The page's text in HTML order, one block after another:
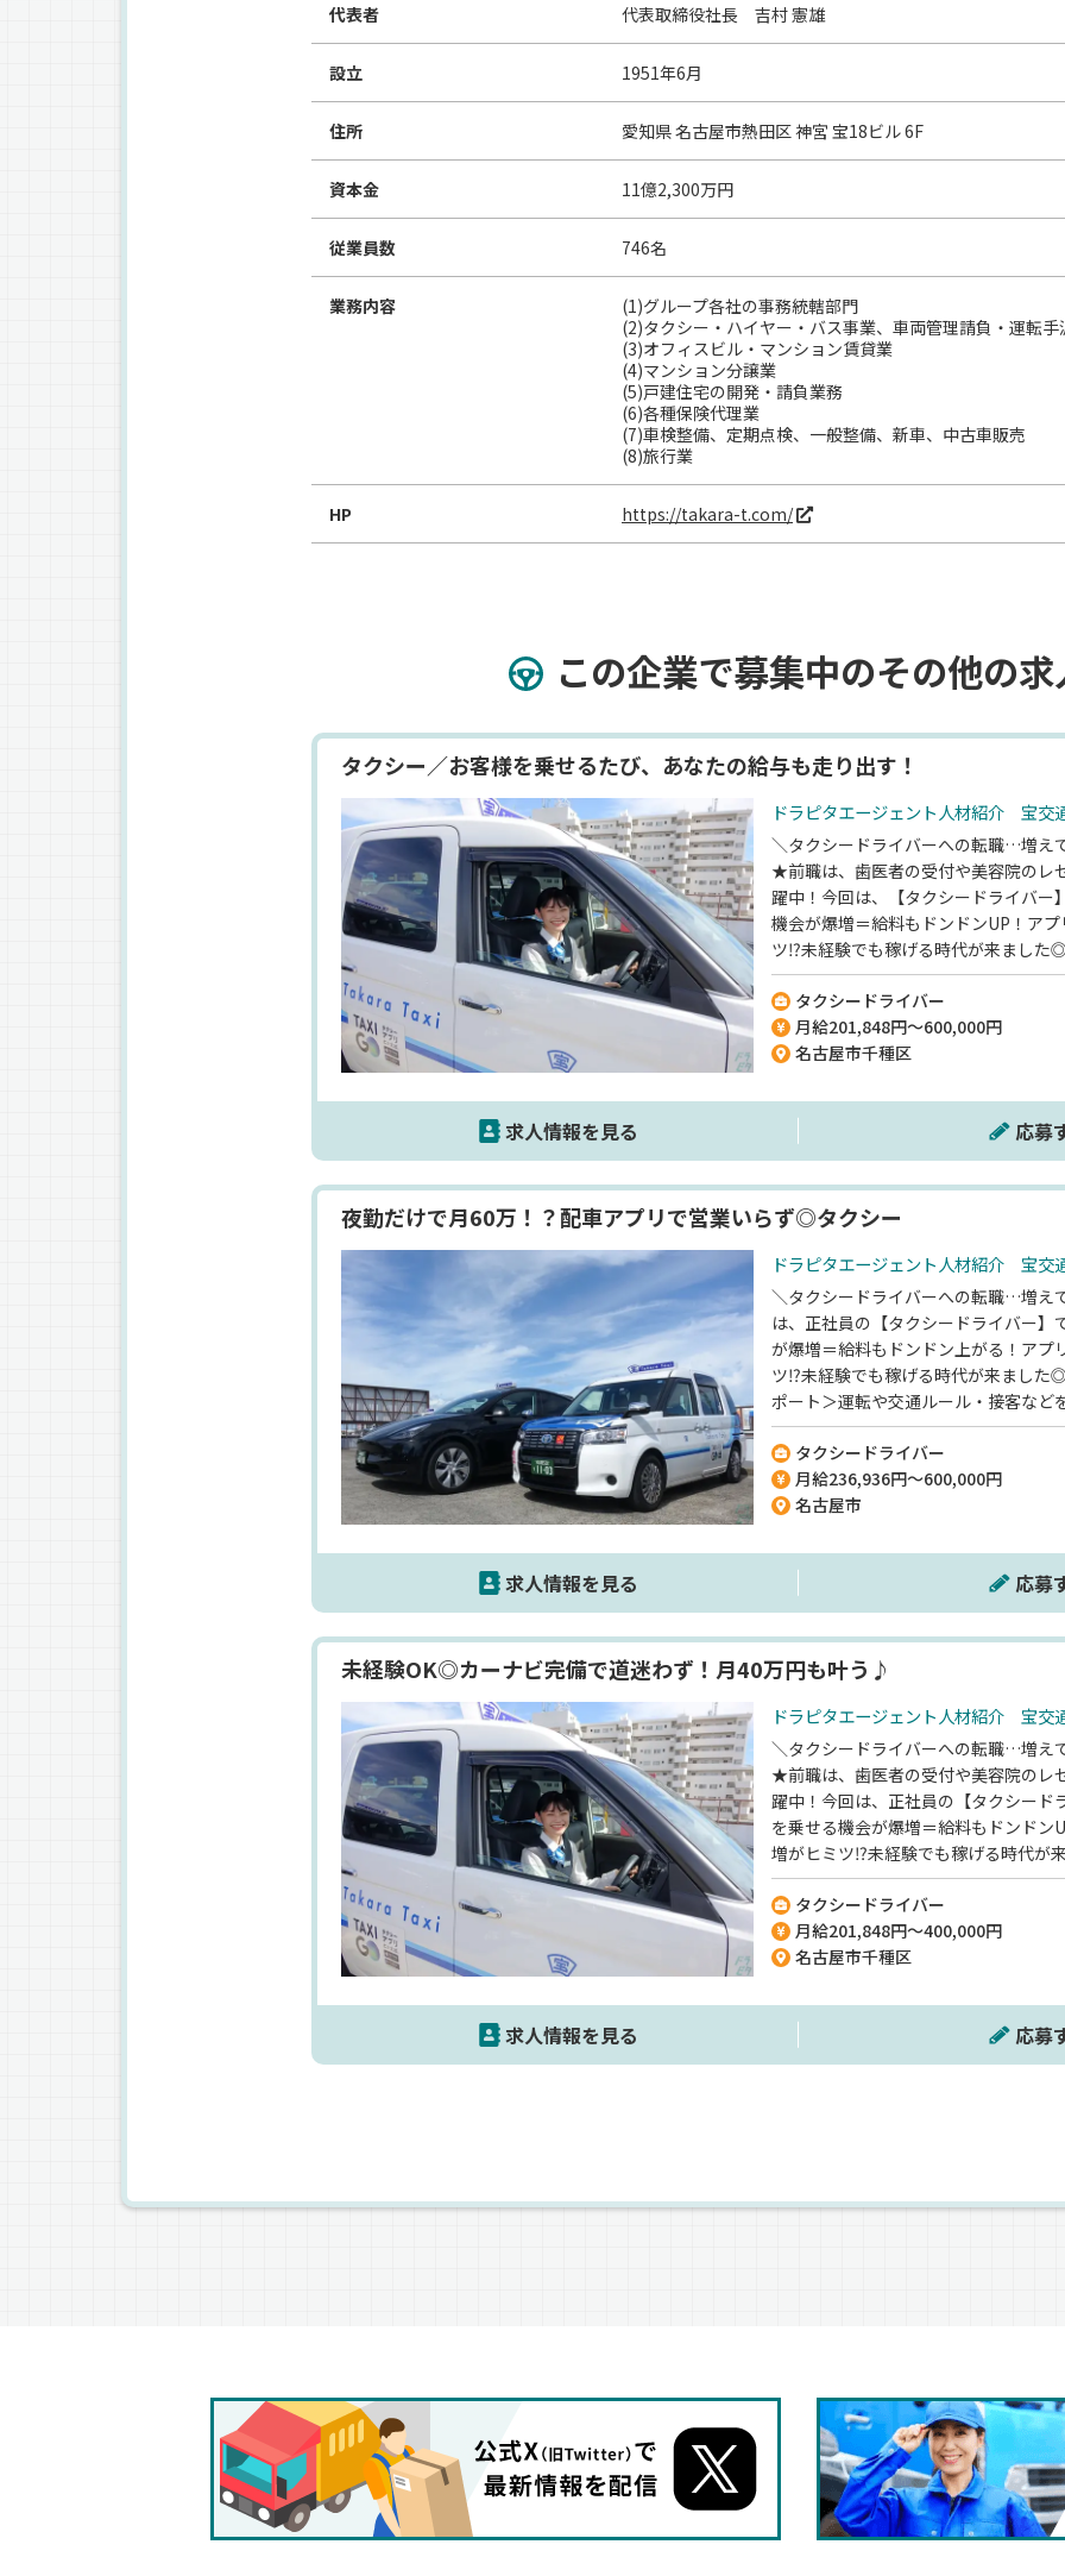
代表者 代表取締役社長 吉村 憲雄
設立 1951年6月
住所 愛知県 名古屋市熱田区 神宮 宝18ビル 6F
資本金 11億2,300万円
従業員数 746名
業務内容
(1)グループ各社の事務統轄部門
(2)タクシー・ハイヤー・バス事業、車両管理請負・運転手
(3)オフィスビル・マンション賃貸業
(4)マンション分譲業
(5)戸建住宅の開発・請負業務
(6)各種保険代理業
(7)車検整備、定期点検、一般整備、新車、中古車販売
(8)旅行業
HP https://takara-t.com/
この企業で募集中のその他の求
タクシー／お客様を乗せるたび、あなたの給与も走り出す！
ドラピタエージェント人材紹介 宝交
＼タクシードライバーへの転職…増え
★前職は、歯医者の受付や美容院のレ
躍中！今回は、【タクシードライバー
機会が爆増＝給料もドンドンUP！ア
ツ⁉未経験でも稼げる時代が来ました
ポート＞運転や交通ルール・接客など
やナビには出てこない裏道も教えま
ない⁉安定企業ならではの、充実した
通株式会社】でのお仕事ですが、応募
タクシードライバー
月給201,848円～600,000円
名古屋市千種区
求人情報を見る 応募
夜勤だけで月60万！？配車アプリで営業いらず◎タクシー
ドラピタエージェント人材紹介 宝交
＼タクシードライバーへの転職…増え
は、正社員の【タクシードライバー】
が爆増＝給料もドンドン上がる！アプ
ツ⁉未経験でも稼げる時代が来ました
ポート＞運転や交通ルール・接客など
やナビには出てこない裏道も教えま
ない⁉安定企業ならではの、充実した
◎【宝交通株式会社】でのお仕事です
ェントを通じてのご紹介になります！
タクシードライバー
月給236,936円～600,000円
名古屋市
求人情報を見る 応募
未経験OK◎カーナビ完備で道迷わず！月40万円も叶う♪
ドラピタエージェント人材紹介 宝交
＼タクシードライバーへの転職…増え
★前職は、歯医者の受付や美容院のレ
躍中！今回は、正社員の【タクシード
を乗せる機会が爆増＝給料もドンドン
増がヒミツ⁉未経験でも稼げる時代が
研修でサポート＞運転や交通ルール・
やすい道やナビには出てこない裏道
はの、充実した福利厚生にも注目
式会社】でのお仕事ですが、応募はド
タクシードライバー
月給201,848円～400,000円
名古屋市千種区
求人情報を見る 応募